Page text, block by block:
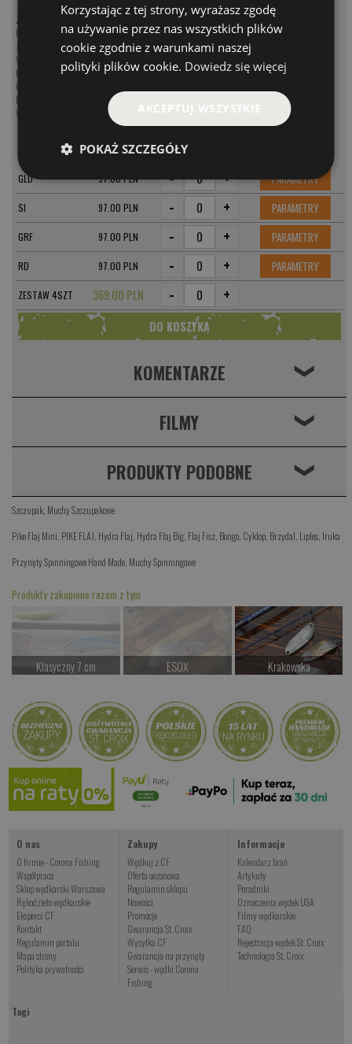
Zobacz kategorię:
Przynęty na szczupaka
Jerki na szczupaka
Woblery na szczupaka
Koguty na szczupaka
Obrotówki na szczupaka
Muchy na szczupaka
Wahadłówki na szczupaka
MODEL
CENA
GLD
97.00 PLN - + PARAMETRY
SI 97.00 PLN - + PARAMETRY
GRF 97.00 PLN - + PARAMETRY
RD 97.00 PLN - + PARAMETRY
ZESTAW 4SZT 369.00 PLN - +
KOMENTARZE ❮
FILMY ❮
PRODUKTY PODOBNE ❮
Szczupak Muchy Szczupakowe
Pike Flaj Mini PIKE FLAJ Hydra Flaj Hydra Flaj Big, Flaj Fisz Bongo Cyklop Brzydal Liples Iruka
Przynęty Spinningowe Hand Made Muchy Spinningowe
Produkty zakupione razem z tym
Klasyczny 7 cm
Kup teraz >
ESOX
Kup teraz >
Krakowska
Kup teraz >
RUTTA
od 87.00 PLN
Kup teraz >
O nas
O firmie - Corona Fishing
Współpraca
Sklep wędkarski Warszawa
Rękodzieło wędkarskie
Eksperci CF
Kontakt
Regulamin portalu
Mapa strony
Polityka prywatności
Zakupy
Wędkuj z CF
Oferta sezonowa
Regulamin sklepu
Nowości
Promocje
Gwarancja St. Croix
Wysyłka CF
Gwarancja na przynęty
Serwis - wędki Corona
Fishing
Informacje
Kalendarz brań
Artykuły
Poradniki
Oznaczenia wędek USA
Filmy wędkarskie
FAQ
Rejestracja wędek St. Croix
Technologia St. Croix
Tagi
Korzystając z tej strony, wyrażasz zgodę
na używanie przez nas wszystkich plików
cookie zgodnie z warunkami naszej
polityki plików cookie. Dowiedz się więcej
AKCEPTUJ WSZYSTKIE
POKAŻ SZCZEGÓŁY